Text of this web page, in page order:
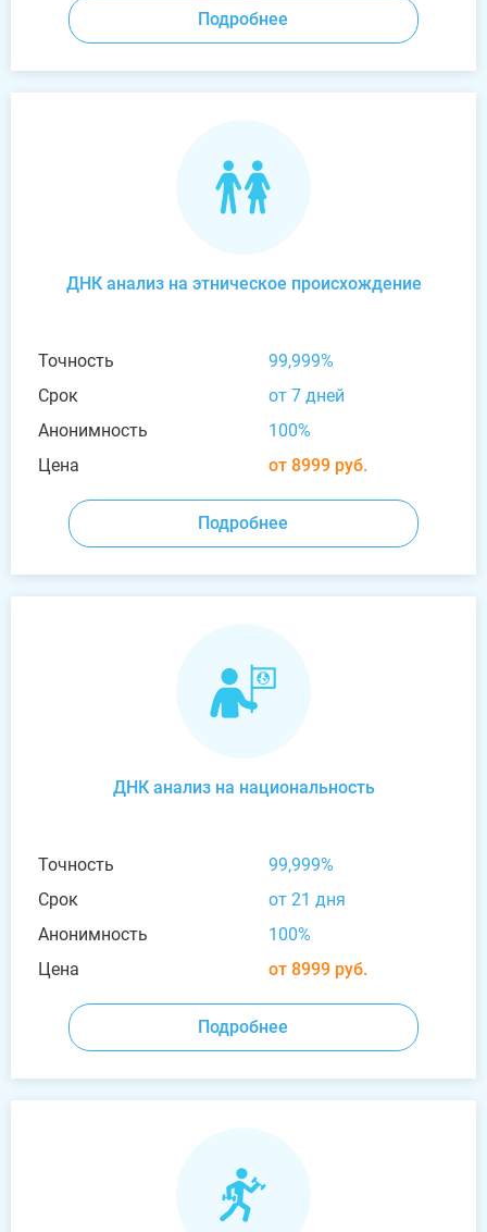
Подробнее
ДНК анализ на этническое происхождение
Точность
99,999%
Срок
от 7 дней
Анонимность
100%
Цена
от 8999 руб.
Подробнее
ДНК анализ на национальность
Точность
99,999%
Срок
от 21 дня
Анонимность
100%
Цена
от 8999 руб.
Подробнее